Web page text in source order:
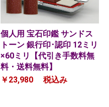
個人用 宝石印鑑 サンドス
トーン 銀行印･認印 12ミリ
×60ミリ【代引き手数料無
料・送料無料】
￥23,980
税込み